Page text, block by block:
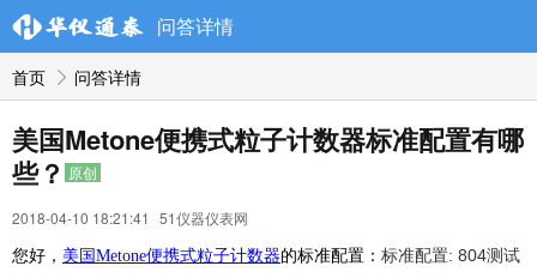
问答详情
首页 问答详情
美国Metone便携式粒子计数器标准配置有哪
些？ 原创
2018-04-10 18:21:41 51仪器仪表网
您好， 美国Metone便携式粒子计数器的标准配置： 标准配置: 804测试